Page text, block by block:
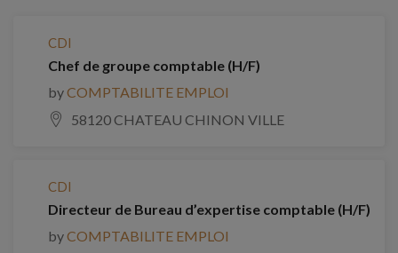
CDI
Chef de groupe comptable (H/F)
byCOMPTABILITE EMPLOI
58120 CHATEAU CHINON VILLE
CDI
Directeur de Bureau d’expertise comptable (H/F)
byCOMPTABILITE EMPLOI